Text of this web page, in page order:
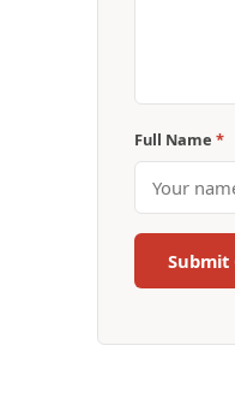
Full Name *
Submit